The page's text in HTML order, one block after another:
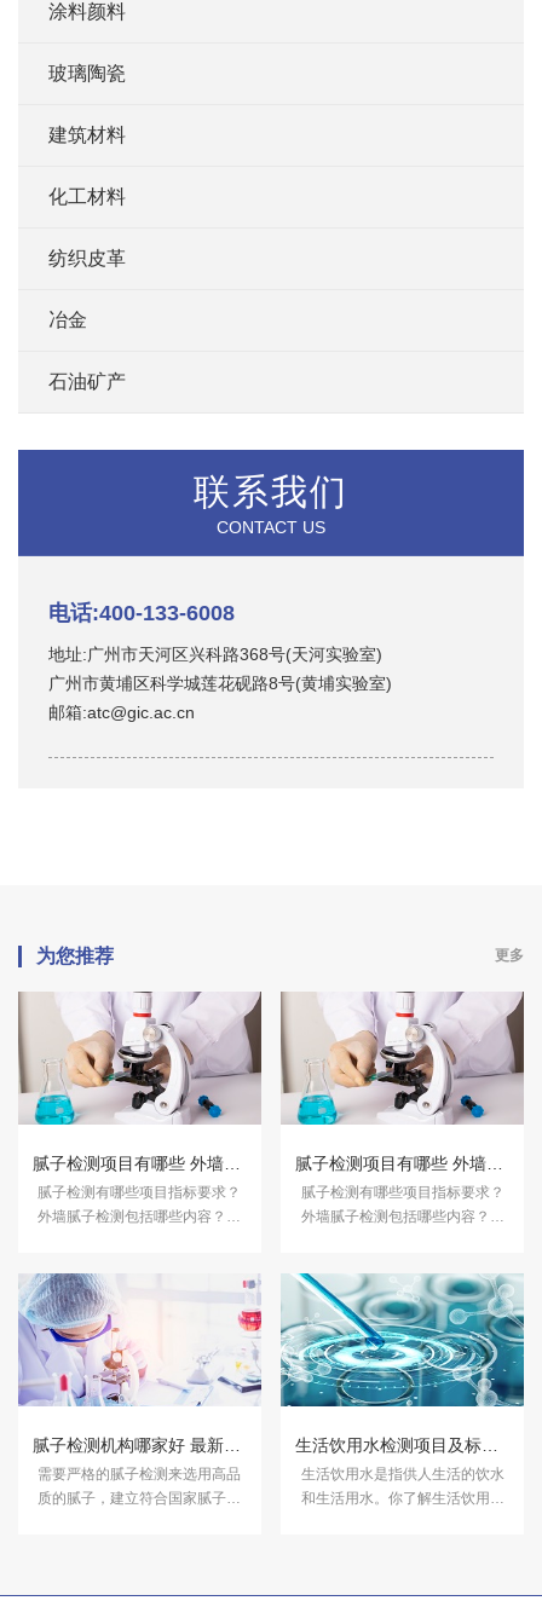
涂料颜料
玻璃陶瓷
建筑材料
化工材料
纺织皮革
冶金
石油矿产
联系我们
CONTACT US
电话:400-133-6008
地址:广州市天河区兴科路368号(天河实验室)
广州市黄埔区科学城莲花砚路8号(黄埔实验室)
邮箱:atc@gic.ac.cn
为您推荐 更多
腻子检测项目有哪些 外墙腻子检测哪些内容
腻子检测有哪些项目指标要求？
外墙腻子检测包括哪些内容？下
腻子检测项目有哪些 外墙腻子检测哪些内容
腻子检测有哪些项目指标要求？
外墙腻子检测包括哪些内容？下
需要严格的腻子检测来选用高品
质的腻子，建立符合国家腻子检
着中科检测小编来了解。
生活饮用水是指供人生活的饮水
和生活用水。你了解生活饮用水
中科检测小编来了解。